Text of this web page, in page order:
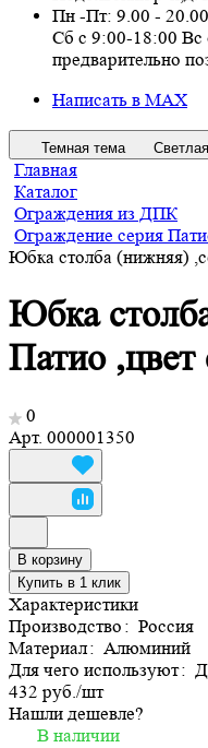
Пн -Пт: 9.00 - 20.00
Сб с 9:00-18:00 Вс
предварительно
Написать в MAX
Темная тема
Главная
Каталог
Ограждения из ДПК
Ограждение серия
Юбка столба (нижняя)
Юбка
Патио ,цвет
0
Арт. 000001350
В корзину
Купить в 1 клик
Характеристики
Производство: Россия
Материал: Алюминий
Для чего используют:
432 руб./шт
Нашли дешевле?
В наличии